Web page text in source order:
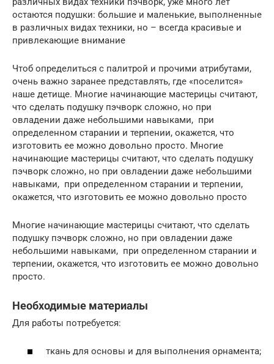
остаются подушки: большие и маленькие, выполненные
в различных видах техники, но – всегда красивые и
привлекающие внимание
Чтоб определиться с палитрой и прочими атрибутами,
очень важно заранее представлять, где «поселится»
наше детище. Многие начинающие мастерицы считают,
что сделать подушку пэчворк сложно, но при
овладении даже небольшими навыками, при
определенном старании и терпении, окажется, что
изготовить ее можно довольно просто. Многие
начинающие мастерицы считают, что сделать подушку
пэчворк сложно, но при овладении даже небольшими
навыками, при определенном старании и терпении,
окажется, что изготовить ее можно довольно просто
Многие начинающие мастерицы считают, что сделать
подушку пэчворк сложно, но при овладении даже
небольшими навыками, при определенном старании и
терпении, окажется, что изготовить ее можно довольно
просто.
Необходимые материалы
Для работы потребуется:
ткань для основы и для выполнения орнамента;